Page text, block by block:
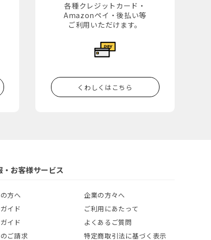
各種クレジットカード・
Amazonペイ・後払い等
ご利用いただけます。
くわしくはこちら
・お客様サービス
方へ
イド
イド
ご請求
企業の方々へ
ご利用にあたって
よくあるご質問
特定商取引法に基づく表示